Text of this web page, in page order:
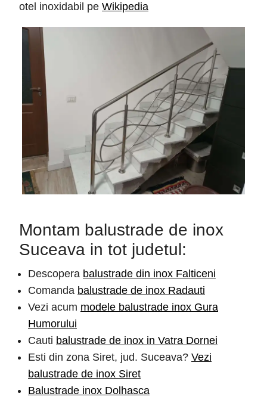
otel inoxidabil pe Wikipedia
Montam balustrade de inox
Suceava in tot judetul:
Descopera balustrade din inox Falticeni
Comanda balustrade de inox Radauti
Vezi acum modele balustrade inox Gura
Humorului
Cauti balustrade de inox in Vatra Dornei
Esti din zona Siret, jud. Suceava? Vezi
balustrade de inox Siret
Balustrade inox Dolhasca